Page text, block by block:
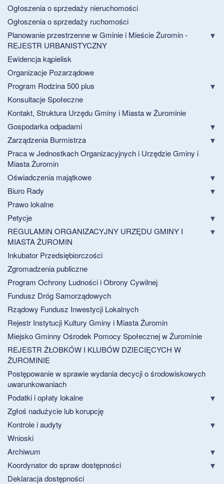
Ogłoszenia o sprzedaży nieruchomości
Ogłoszenia o sprzedaży ruchomości
Planowanie przestrzenne w Gminie i Mieście Żuromin -
REJESTR URBANISTYCZNY
Ewidencja kąpielisk
Organizacje Pozarządowe
Program Rodzina 500 plus
Konsultacje Społeczne
Kontakt, Struktura Urzędu Gminy i Miasta w Żurominie
Gospodarka odpadami
Zarządzenia Burmistrza
Praca w Jednostkach Organizacyjnych i Urzędzie Gminy i
Miasta Żuromin
Oświadczenia majątkowe
Biuro Rady
Prawo lokalne
Petycje
REGULAMIN ORGANIZACYJNY URZĘDU GMINY I
MIASTA ŻUROMIN
Inkubator Przedsiębiorczości
Zgromadzenia publiczne
Program Ochrony Ludności i Obrony Cywilnej
Fundusz Dróg Samorządowych
Rządowy Fundusz Inwestycji Lokalnych
Rejestr Instytucji Kultury Gminy i Miasta Żuromin
Miejsko Gminny Ośrodek Pomocy Społecznej w Żurominie
REJESTR ŻŁOBKÓW I KLUBÓW DZIECIĘCYCH W
ŻUROMINIE
Postępowanie w sprawie wydania decycji o środowiskowych
uwarunkowaniach
Podatki i opłaty lokalne
Zgłoś nadużycie lub korupcję
Kontrole i audyty
Wnioski
Archiwum
Koordynator do spraw dostępności
Deklaracja dostępności